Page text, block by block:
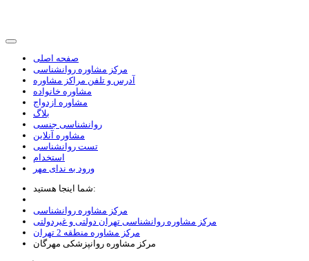
صفحه اصلی
مرکز مشاوره روانشناسی
آدرس و تلفن مراکز مشاوره
مشاوره خانواده
مشاوره ازدواج
بلاگ
روانشناسی جنسی
مشاوره آنلاین
تست روانشناسی
استخدام
ورود به ندای مهر
شما اینجا هستید:
مرکز مشاوره روانشناسی
مرکز مشاوره روانشناسی تهران دولتی و غیردولتی
مرکز مشاوره منطقه 2 تهران
مرکز مشاوره روانپزشکی مهرگان